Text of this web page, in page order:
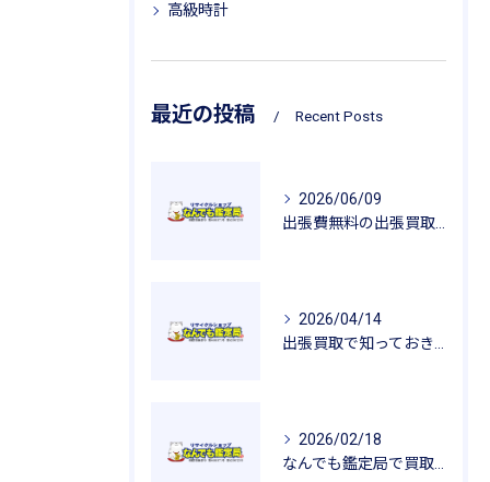
高級時計
最近の投稿 Recent Posts
2026/06/09
2026/04/14
2026/02/18